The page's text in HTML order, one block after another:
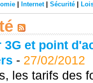
| Internet| Sécurité|
3G et point
- 27/02/2012
les tarifs des